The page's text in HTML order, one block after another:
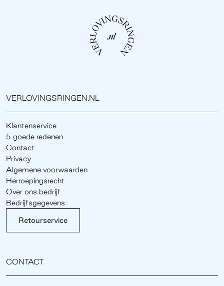
VERLOVINGSRINGEN.NL
Klantenservice
5 goede redenen
Contact
Privacy
Algemene voorwaarden
Herroepingsrecht
Over ons bedrijf
Bedrijfsgegevens
Retourservice
CONTACT